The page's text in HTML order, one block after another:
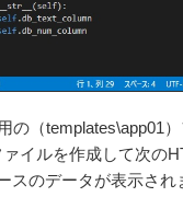
の（templates\app01
ァイルを作成して次の
スのデータが表示され